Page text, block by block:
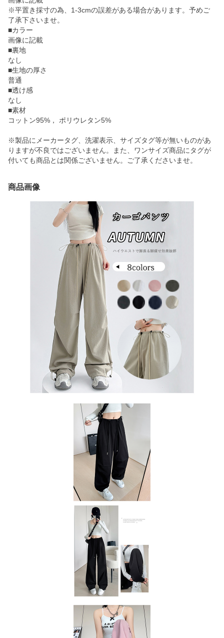
※平置き採寸の為、1-3cmの誤差がある場合があります。予めご
了承下さいませ。
■カラー
画像に記載
■裏地
なし
■生地の厚さ
普通
■透け感
なし
■素材
コットン95%， ポリウレタン5%
※製品にメーカータグ、洗濯表示、サイズタグ等が無いものがあ
りますが不良ではございません。また、ワンサイズ商品にタグが
付いても商品とは関係ございません。ご了承くださいませ。
商品画像